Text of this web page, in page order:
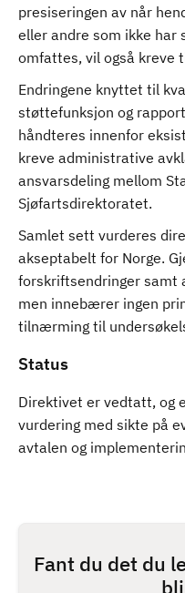
presiseringen av når
eller andre som ikke har
omfattes, vil også kreve
Endringene knyttet til
støttefunksjon og
håndteres innenfor
kreve administrative
ansvarsdeling mellom
Sjøfartsdirektoratet.
Samlet sett vurderes
akseptabelt for Norge.
forskriftsendringer samt
men innebærer ingen
tilnærming til
Status
Direktivet er vedtatt, og
vurdering med sikte på
avtalen og
Fant du det du